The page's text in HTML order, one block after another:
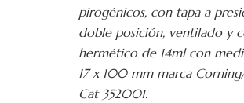
pirogénicos, con tapa a
doble posición, ventilado y
hermético de 14ml con
17 x 100 mm marca
Cat 352001.